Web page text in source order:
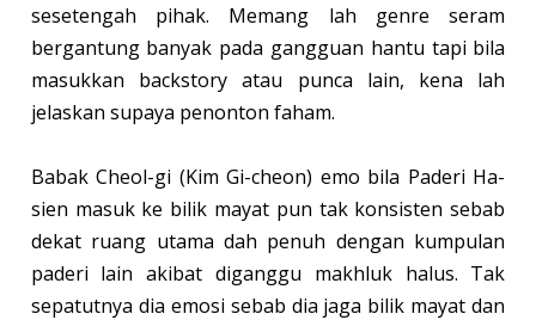
sesetengah pihak. Memang lah genre seram
bergantung banyak pada gangguan hantu tapi bila
masukkan backstory atau punca lain, kena lah
jelaskan supaya penonton faham.
Babak Cheol-gi (Kim Gi-cheon) emo bila Paderi Ha-
sien masuk ke bilik mayat pun tak konsisten sebab
dekat ruang utama dah penuh dengan kumpulan
paderi lain akibat diganggu makhluk halus. Tak
sepatutnya dia emosi sebab dia jaga bilik mayat dan